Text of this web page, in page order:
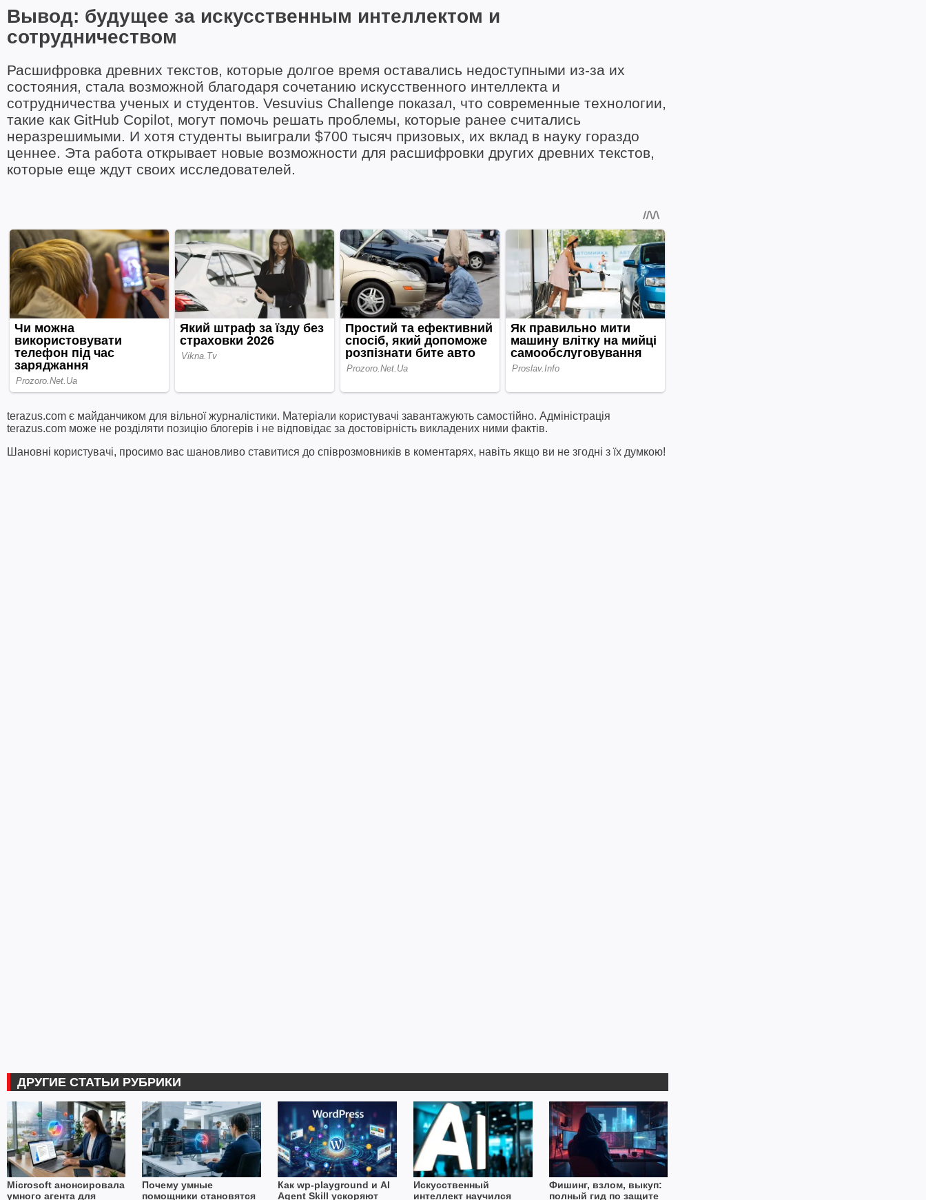
Вывод: будущее за искусственным интеллектом и
сотрудничеством
Расшифровка древних текстов, которые долгое время оставались недоступными из-за их
состояния, стала возможной благодаря сочетанию искусственного интеллекта и
сотрудничества ученых и студентов. Vesuvius Challenge показал, что современные технологии,
такие как GitHub Copilot, могут помочь решать проблемы, которые ранее считались
неразрешимыми. И хотя студенты выиграли $700 тысяч призовых, их вклад в науку гораздо
ценнее. Эта работа открывает новые возможности для расшифровки других древних текстов,
которые еще ждут своих исследователей.
terazus.com є майданчиком для вільної журналістики. Матеріали користувачі завантажують самостійно. Адміністрація
terazus.com може не розділяти позицію блогерів і не відповідає за достовірність викладених ними фактів.
Шановні користувачі, просимо вас шановливо ставитися до співрозмовників в коментарях, навіть якщо ви не згодні з їх думкою!
ДРУГИЕ СТАТЬИ РУБРИКИ
Microsoft анонсировала
умного агента для
Почему умные
помощники становятся
Как wp-playground и AI
Agent Skill ускоряют
Искусственный
интеллект научился
Фишинг, взлом, выкуп:
полный гид по защите